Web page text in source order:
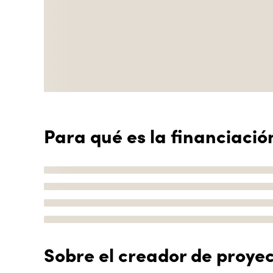
Para qué es la
Sobre el creador de